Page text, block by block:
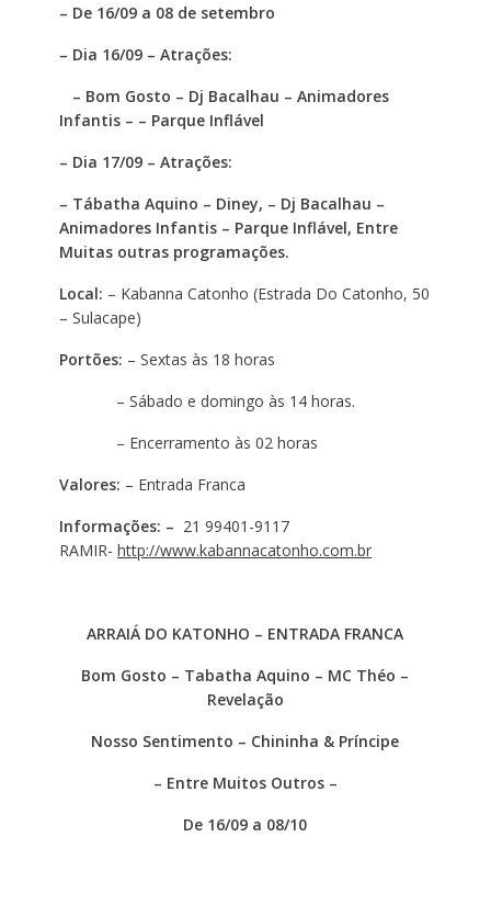
– De 16/09 a 08 de setembro
– Dia 16/09 – Atrações:
– Bom Gosto – Dj Bacalhau – Animadores
Infantis – – Parque Inflável
– Dia 17/09 – Atrações:
– Tábatha Aquino – Diney, – Dj Bacalhau –
Animadores Infantis – Parque Inflável, Entre
Muitas outras programações.
Local: – Kabanna Catonho (Estrada Do Catonho, 50
– Sulacape)
Portões: – Sextas às 18 horas
– Sábado e domingo às 14 horas.
– Encerramento às 02 horas
Valores: – Entrada Franca
Informações: – 21 99401-9117
RAMIR- http://www.kabannacatonho.com.br
ARRAIÁ DO KATONHO – ENTRADA FRANCA
Bom Gosto – Tabatha Aquino – MC Théo –
Revelação
Nosso Sentimento – Chininha & Príncipe
– Entre Muitos Outros –
De 16/09 a 08/10